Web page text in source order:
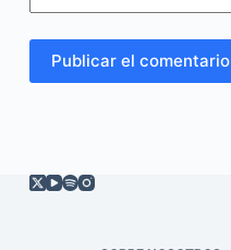
Publicar el comentario